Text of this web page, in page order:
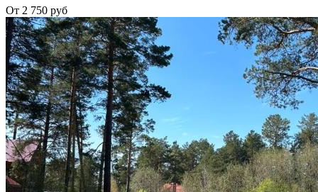
От 2 750 руб